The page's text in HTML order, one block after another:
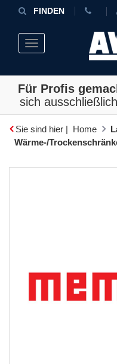
FINDEN
Toggle navigation
Für Profis
sich
Sie sind hier | Home
Wärme-/